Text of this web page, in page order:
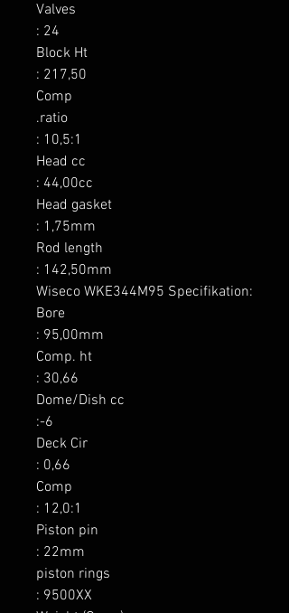
Valves
: 24
Block Ht
: 217,50
Comp
.ratio
: 10,5:1
Head cc
: 44,00cc
Head gasket
: 1,75mm
Rod length
: 142,50mm
Wiseco WKE344M95 Specifikation:
Bore
: 95,00mm
Comp. ht
: 30,66
Dome/Dish cc
:-6
Deck Cir
: 0,66
Comp
: 12,0:1
Piston pin
: 22mm
piston rings
: 9500XX